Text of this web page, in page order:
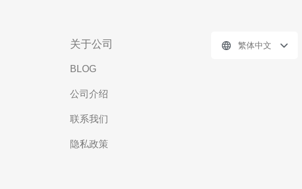
关于公司
BLOG
公司介绍
联系我们
隐私政策
繁体中文